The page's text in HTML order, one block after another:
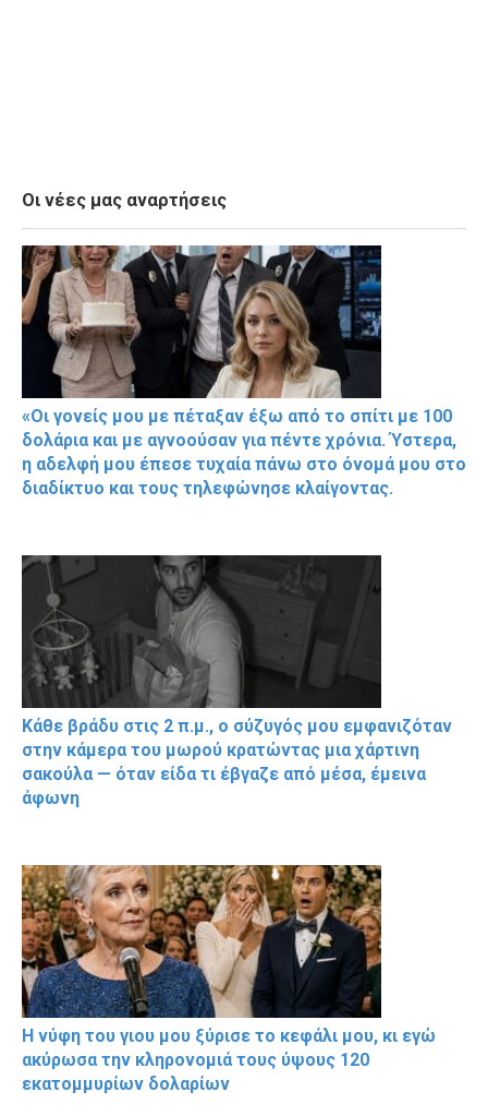
Οι νέες μας αναρτήσεις
«Οι γονείς μου με πέταξαν έξω από το σπίτι με 100
δολάρια και με αγνοούσαν για πέντε χρόνια. Ύστερα,
η αδελφή μου έπεσε τυχαία πάνω στο όνομά μου στο
διαδίκτυο και τους τηλεφώνησε κλαίγοντας.
Κάθε βράδυ στις 2 π.μ., ο σύζυγός μου εμφανιζόταν
στην κάμερα του μωρού κρατώντας μια χάρτινη
σακούλα — όταν είδα τι έβγαζε από μέσα, έμεινα
άφωνη
Η νύφη του γιου μου ξύρισε το κεφάλι μου, κι εγώ
ακύρωσα την κληρονομιά τους ύψους 120
εκατομμυρίων δολαρίων